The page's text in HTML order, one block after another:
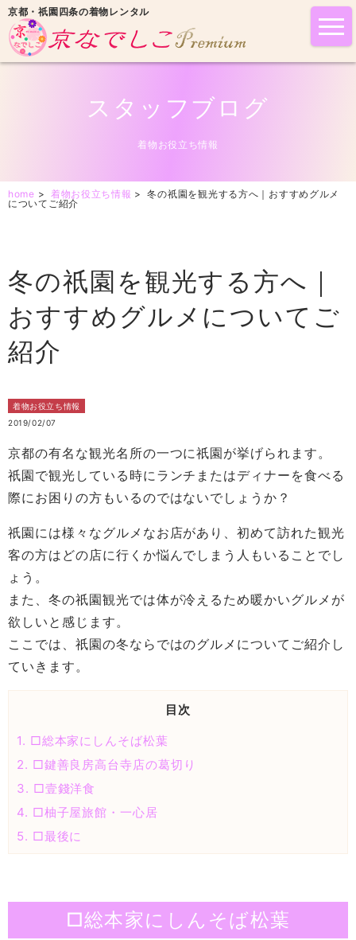
京都・祇園四条の着物レンタル
スタッフブログ
着物お役立ち情報
home > 着物お役立ち情報 >冬の祇園を観光する方へ｜おすすめグルメ
についてご紹介
冬の祇園を観光する方へ｜
おすすめグルメについてご
紹介
着物お役立ち情報
2019/02/07
京都の有名な観光名所の一つに祇園が挙げられます。
祇園で観光している時にランチまたはディナーを食べる
際にお困りの方もいるのではないでしょうか？
祇園には様々なグルメなお店があり、初めて訪れた観光
客の方はどの店に行くか悩んでしまう人もいることでし
ょう。
また、冬の祇園観光では体が冷えるため暖かいグルメが
欲しいと感じます。
ここでは、祇園の冬ならではのグルメについてご紹介し
ていきます。
目次
1. □総本家にしんそば松葉
2. □鍵善良房高台寺店の葛切り
3. □壹錢洋食
4. □柚子屋旅館・一心居
5. □最後に
□総本家にしんそば松葉